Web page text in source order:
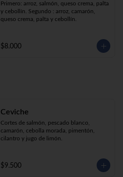
Primero: arroz, salmón, queso crema, palta
y cebollín. Segundo : arroz, camarón,
queso crema, palta y cebollín.
$8.000
Ceviche
Cortes de salmón, pescado blanco,
camarón, cebolla morada, pimentón,
cilantro y jugo de limón.
$9.500